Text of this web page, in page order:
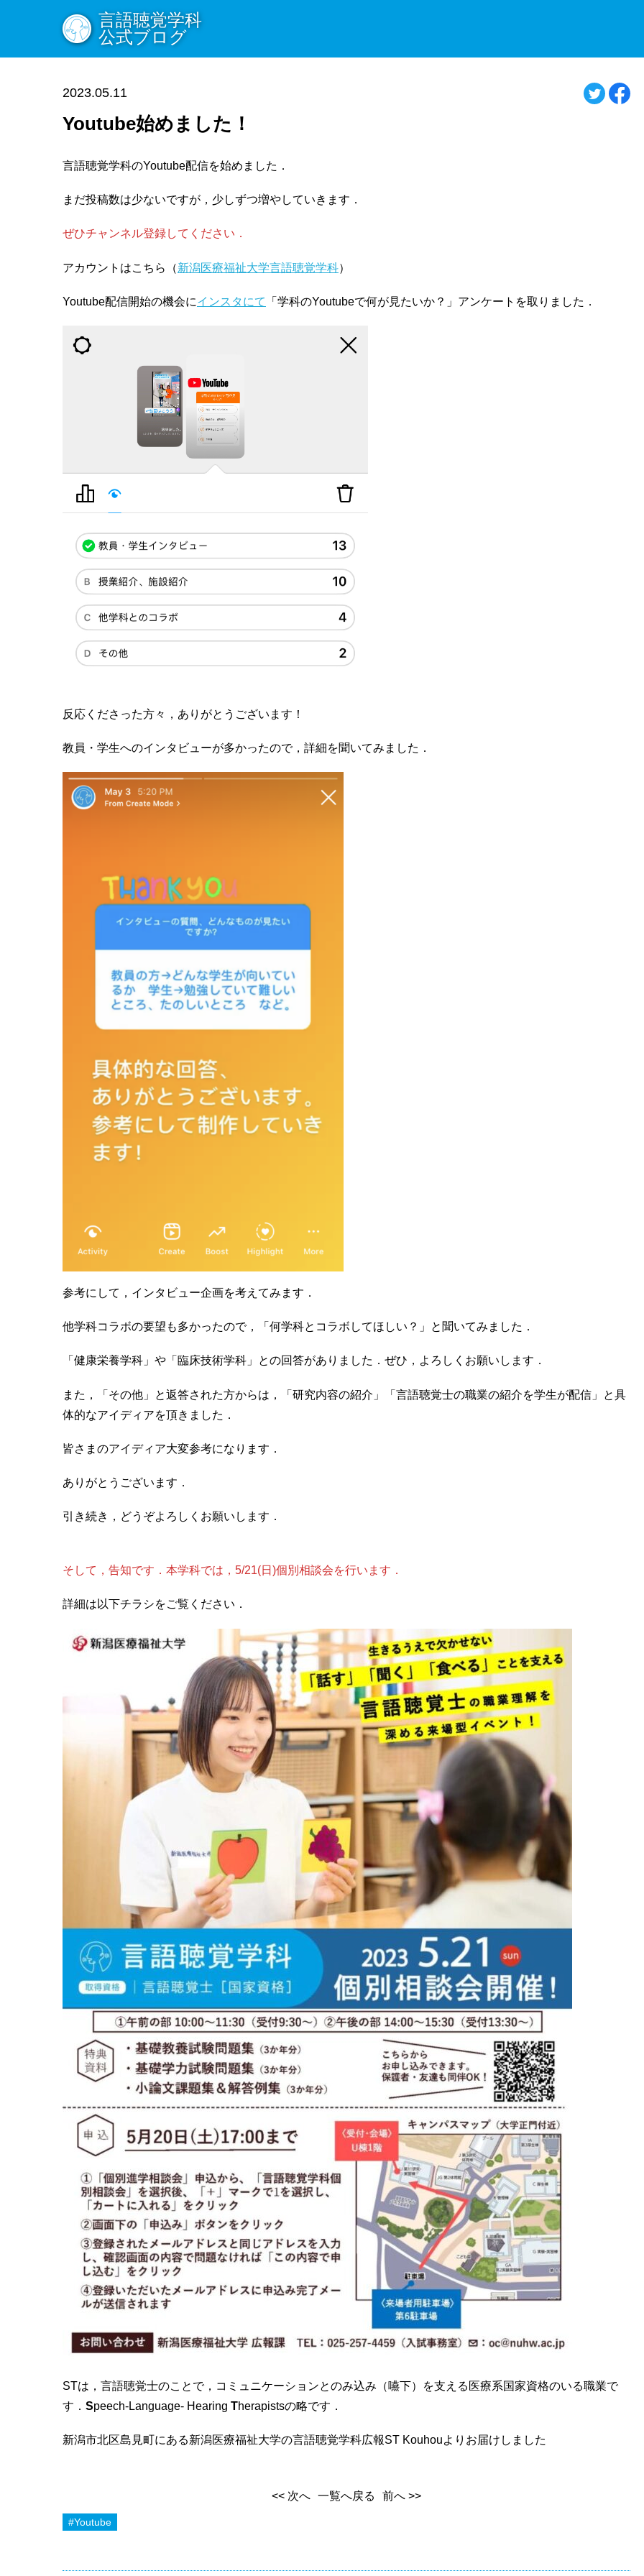
言語聴覚学科
公式ブログ
2023.05.11
Youtube始めました！
言語聴覚学科のYoutube配信を始めました．
まだ投稿数は少ないですが，少しずつ増やしていきます．
ぜひチャンネル登録してください．
アカウントはこちら（新潟医療福祉大学言語聴覚学科）
Youtube配信開始の機会にインスタにて 「学科のYoutubeで何が見たいか？」アンケートを取りました．
反応くださった方々，ありがとうございます！
教員・学生へのインタビューが多かったので，詳細を聞いてみました．
参考にして，インタビュー企画を考えてみます．
他学科コラボの要望も多かったので，「何学科とコラボしてほしい？」と聞いてみました．
「健康栄養学科」や「臨床技術学科」との回答がありました．ぜひ，よろしくお願いします．
また，「その他」と返答された方からは，「研究内容の紹介」「言語聴覚士の職業の紹介を学生が配信」と具
体的なアイディアを頂きました．
皆さまのアイディア大変参考になります．
ありがとうございます．
引き続き，どうぞよろしくお願いします．
そして，告知です．本学科では，5/21(日)個別相談会を行います．
詳細は以下チラシをご覧ください．
STは，言語聴覚士のことで，コミュニケーションとのみ込み（嚥下）を支える医療系国家資格のいる職業で
す． Speech-Language- Hearing Therapistsの略です．
新潟市北区島見町にある新潟医療福祉大学の言語聴覚学科広報ST Kouhouよりお届けしました
<< 次へ 一覧へ戻る 前へ >>
#Youtube